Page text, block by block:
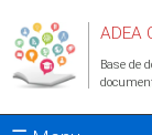
ADEA
Base de